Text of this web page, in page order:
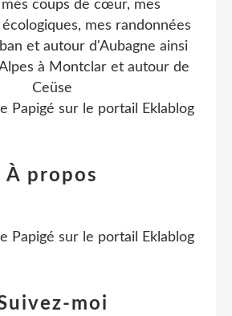
coups de cœur, mes
mes randonnées
et autour d'Aubagne ainsi
à Montclar et autour de
Ceüse
Papigé sur le portail Eklablog
moi
À propos
Papigé sur le portail Eklablog